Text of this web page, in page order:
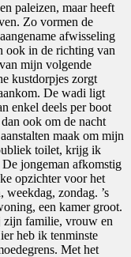
paleizen, maar heeft
Zo vormen de
afwisseling
ook in de richting van
mijn volgende
kustdorpjes zorgt
De wadi ligt
enkel deels per boot
ook om de nacht
maak om mijn
toilet, krijg ik
De jongeman afkomstig
opzichter voor het
zondag. ’s
een kamer groot.
zijn familie, vrouw en
heb ik tenminste
Met het